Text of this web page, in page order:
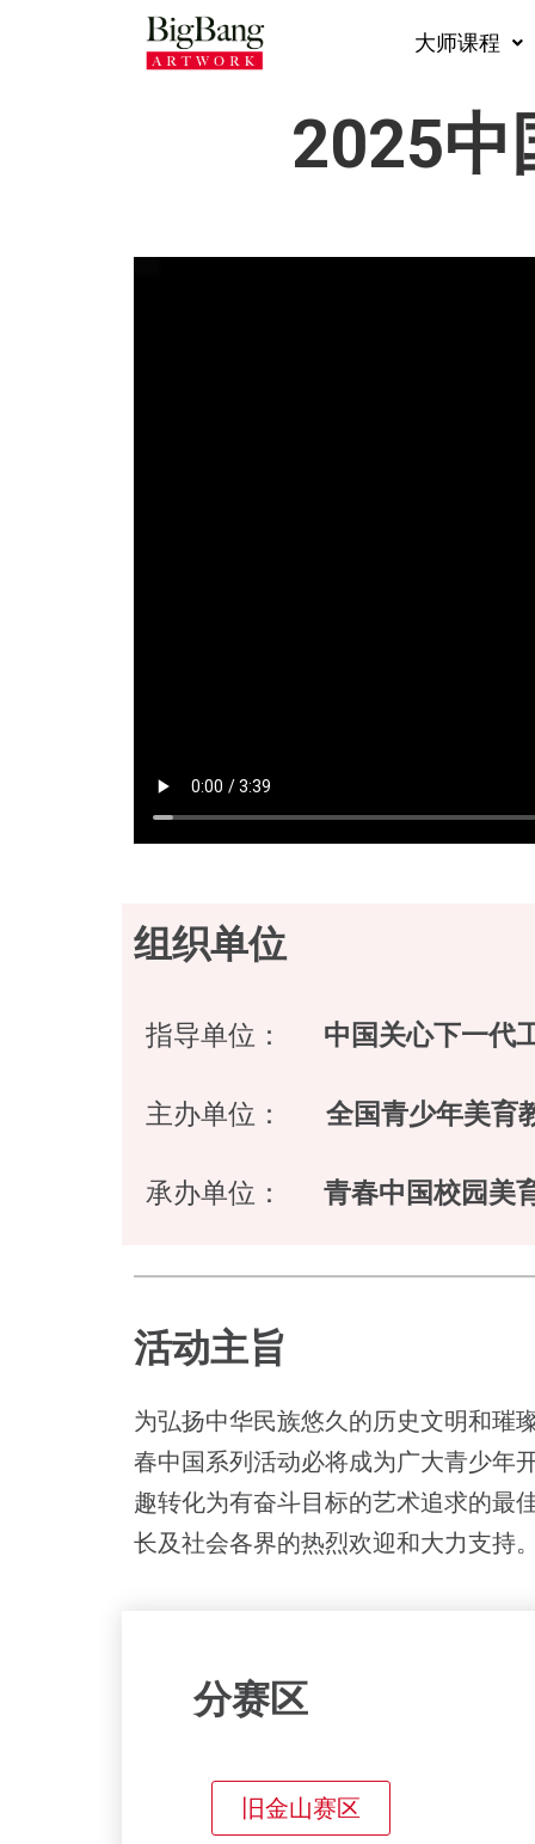
大师课程
2025中
组织单位
指导单位： 中国关心下一代
主办单位： 全国青少年美育
承办单位： 青春中国校园美
活动主旨
为弘扬中华民族悠久的历史文明和璀
春中国系列活动必将成为广大青少年
趣转化为有奋斗目标的艺术追求的最
长及社会各界的热烈欢迎和大力支持
分赛区
旧金山赛区